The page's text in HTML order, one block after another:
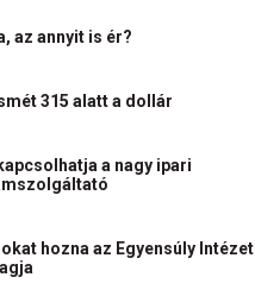
az annyit is ér?
315 alatt a dollár
a nagy ipari
hozna az Egyensúly Intézet